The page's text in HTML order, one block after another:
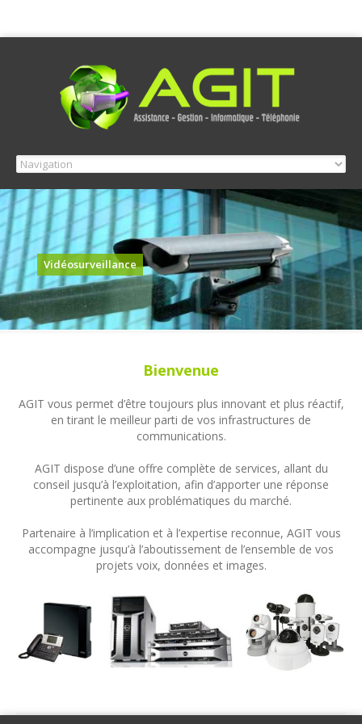
Vidéosurveillance
Bienvenue
AGIT vous permet d’être toujours plus innovant et plus réactif,
en tirant le meilleur parti de vos infrastructures de
communications.
AGIT dispose d’une offre complète de services, allant du
conseil jusqu’à l’exploitation, afin d’apporter une réponse
pertinente aux problématiques du marché.
Partenaire à l’implication et à l’expertise reconnue, AGIT vous
accompagne jusqu’à l’aboutissement de l’ensemble de vos
projets voix, données et images.